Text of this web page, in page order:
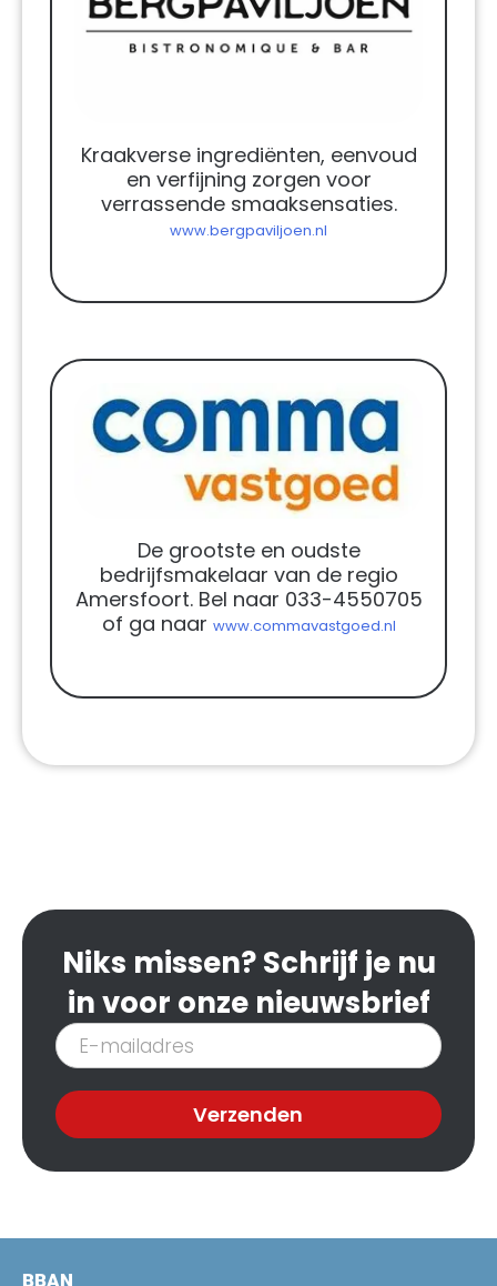
Kraakverse ingrediënten, eenvoud
en verfijning zorgen voor
verrassende smaaksensaties.
www.bergpaviljoen.nl
De grootste en oudste
bedrijfsmakelaar van de regio
Amersfoort. Bel naar 033-4550705
of ga naar www.commavastgoed.nl
Niks missen? Schrijf je nu
in voor onze nieuwsbrief
Inschrijven
nieuwsbrief
Verzenden
BBAN